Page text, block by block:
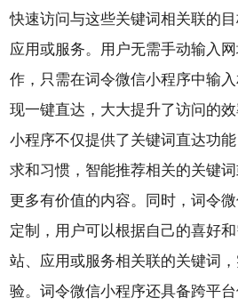
快速访问与这些关键词相关联的目
应用或服务。用户无需手动输入
作，只需在词令微信小程序中输
现一键直达，大大提升了访问的
小程序不仅提供了关键词直达功
求和习惯，智能推荐相关的关键
更多有价值的内容。同时，词令
定制，用户可以根据自己的喜好
站、应用或服务相关联的关键词
验。词令微信小程序还具备跨平